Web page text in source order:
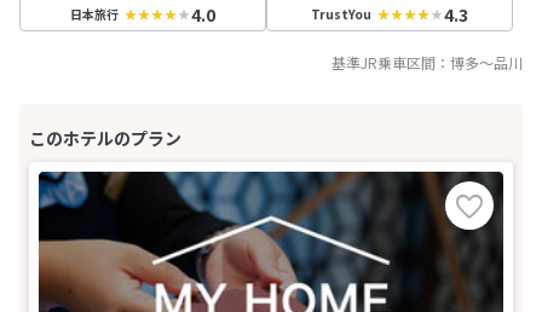
日本旅行 4.0 TrustYou 4.3
基準JR乗車区間： 博多～品川